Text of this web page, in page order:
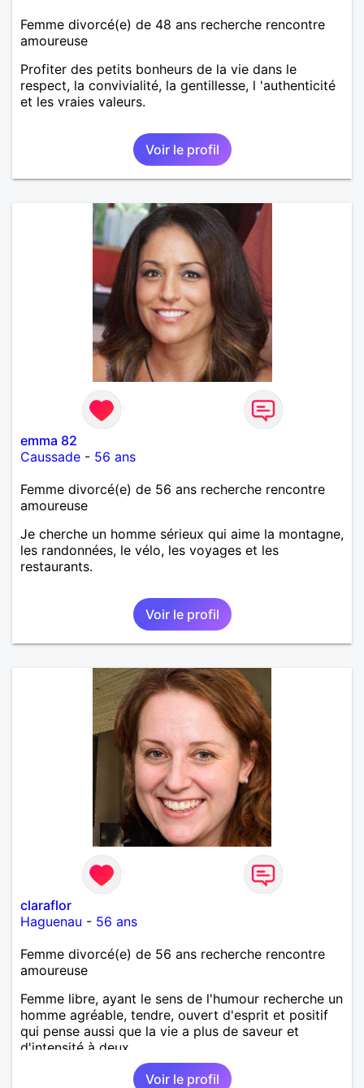
Femme divorcé(e) de 48 ans recherche rencontre
amoureuse
Profiter des petits bonheurs de la vie dans le
respect, la convivialité, la gentillesse, l 'authenticité
et les vraies valeurs.
Voir le profil
emma 82
Caussade - 56 ans
Femme divorcé(e) de 56 ans recherche rencontre
amoureuse
Je cherche un homme sérieux qui aime la montagne,
les randonnées, le vélo, les voyages et les
restaurants.
Voir le profil
claraflor
Haguenau - 56 ans
Femme divorcé(e) de 56 ans recherche rencontre
amoureuse
Femme libre, ayant le sens de l'humour recherche un
homme agréable, tendre, ouvert d'esprit et positif
qui pense aussi que la vie a plus de saveur et
d'intensité à deux.
Voir le profil